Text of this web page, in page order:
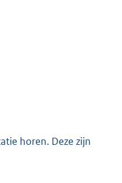
horen. Deze zijn